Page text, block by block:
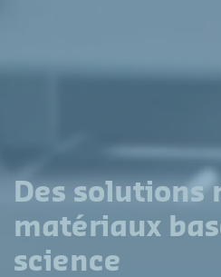
Des solutions
matériaux
science